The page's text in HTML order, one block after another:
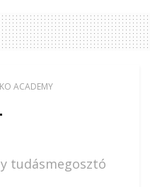
ACADEMY
tudásmegosztó